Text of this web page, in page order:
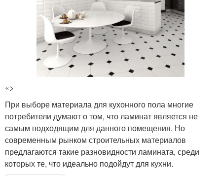
«>
При выборе материала для кухонного пола многие
потребители думают о том, что ламинат является не
самым подходящим для данного помещения. Но
современным рынком строительных материалов
предлагаются такие разновидности ламината, среди
которых те, что идеально подойдут для кухни.